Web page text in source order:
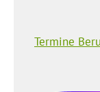
Termine